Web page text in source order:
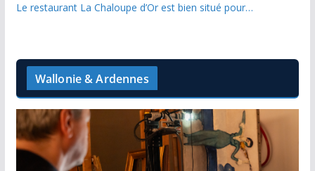
Le restaurant La Chaloupe d’Or est bien situé pour…
Wallonie & Ardennes